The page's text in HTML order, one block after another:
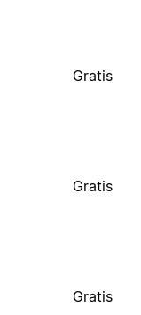
Gratis
Gratis
Gratis